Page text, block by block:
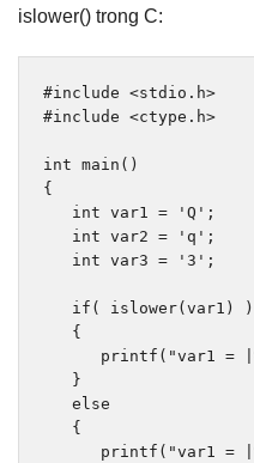
islower() trong C:
#include <stdio.h>
#include <ctype.h>
int main ()
{
int var1 = 'Q' ;
int var2 = 'q' ;
int var3 = '3' ;
if ( islower( var1 )
)
{
      printf
( "var1 =
}
else
{
      printf
( "var1 =